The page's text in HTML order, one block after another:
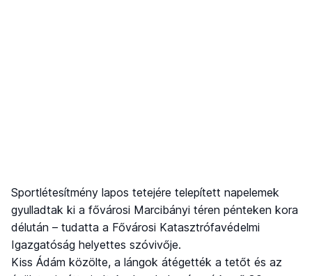
Sportlétesítmény lapos tetejére telepített napelemek
gyulladtak ki a fővárosi Marcibányi téren pénteken kora
délután – tudatta a Fővárosi Katasztrófavédelmi
Igazgatóság helyettes szóvivője.
Kiss Ádám közölte, a lángok átégették a tetőt és az